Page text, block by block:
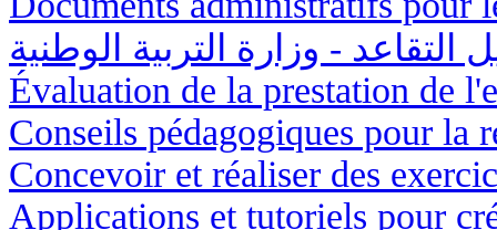
التقاعد - وزارة التربية الوطنية
Évaluation de la prestation de
Conseils pédagogiques pour la
Concevoir et réaliser des
Applications et tutoriels pour